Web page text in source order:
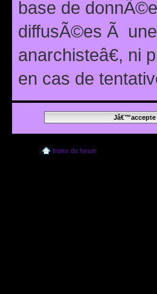
base de
diffusÃ©es Ã
anarchisteâ€, ni
en cas de
Index du forum